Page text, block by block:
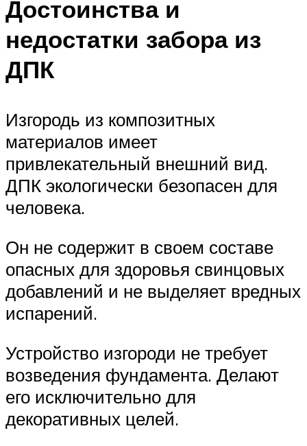
Достоинства и
недостатки забора из
ДПК
Изгородь из композитных
материалов имеет
привлекательный внешний вид.
ДПК экологически безопасен для
человека.
Он не содержит в своем составе
опасных для здоровья свинцовых
добавлений и не выделяет вредных
испарений.
Устройство изгороди не требует
возведения фундамента. Делают
его исключительно для
декоративных целей.